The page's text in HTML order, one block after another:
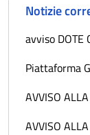
Notizie
avviso DOTE
Piattaforma
AVVISO
AVVISO